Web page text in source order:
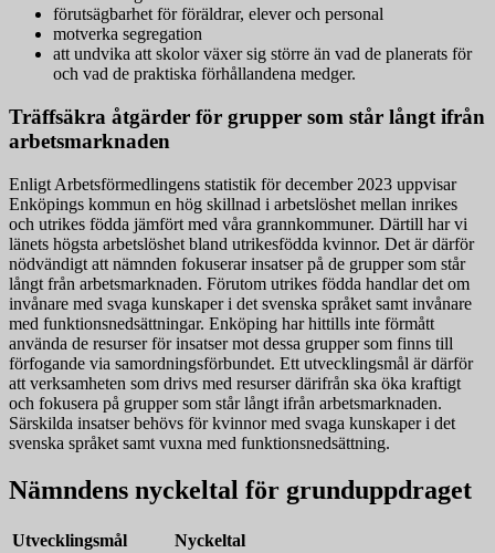
förutsägbarhet för föräldrar, elever och personal
motverka segregation
att undvika att skolor växer sig större än vad de planerats för
och vad de praktiska förhållandena medger.
Träffsäkra åtgärder för grupper som står långt ifrån
arbetsmarknaden
Enligt Arbetsförmedlingens statistik för december 2023 uppvisar
Enköpings kommun en hög skillnad i arbetslöshet mellan inrikes
och utrikes födda jämfört med våra grannkommuner. Därtill har vi
länets högsta arbetslöshet bland utrikesfödda kvinnor. Det är därför
nödvändigt att nämnden fokuserar insatser på de grupper som står
långt från arbetsmarknaden. Förutom utrikes födda handlar det om
invånare med svaga kunskaper i det svenska språket samt invånare
med funktionsnedsättningar. Enköping har hittills inte förmått
använda de resurser för insatser mot dessa grupper som finns till
förfogande via samordningsförbundet. Ett utvecklingsmål är därför
att verksamheten som drivs med resurser därifrån ska öka kraftigt
och fokusera på grupper som står långt ifrån arbetsmarknaden.
Särskilda insatser behövs för kvinnor med svaga kunskaper i det
svenska språket samt vuxna med funktionsnedsättning.
Nämndens nyckeltal för grunduppdraget
Utvecklingsmål Nyckeltal